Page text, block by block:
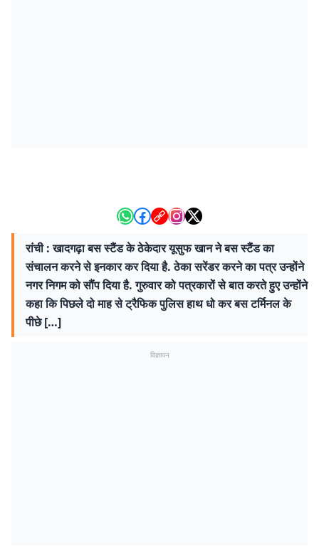
रांची : खादगढ़ा बस स्टैंड के ठेकेदार यूसुफ खान ने बस स्टैंड का
संचालन करने से इनकार कर दिया है. ठेका सरेंडर करने का पत्र उन्होंने
नगर निगम को सौंप दिया है. गुरुवार को पत्रकारों से बात करते हुए उन्होंने
कहा कि पिछले दो माह से ट्रैफिक पुलिस हाथ धो कर बस टर्मिनल के
पीछे […]
विज्ञापन